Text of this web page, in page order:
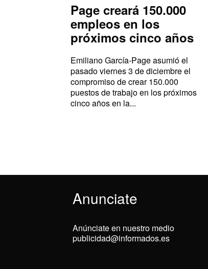
Page creará 150.000
empleos en los
próximos cinco años
Emiliano García-Page asumió el
pasado viernes 3 de diciembre el
compromiso de crear 150.000
puestos de trabajo en los próximos
cinco años en la...
Anunciate
Anúnciate en nuestro medio
publicidad@informados.es